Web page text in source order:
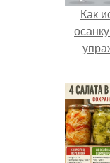
Как